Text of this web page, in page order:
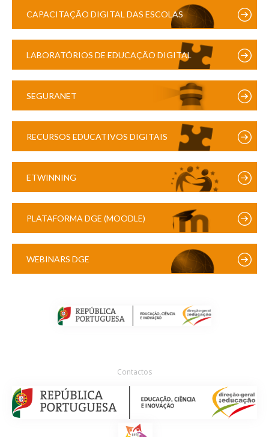
CAPACITAÇÃO DIGITAL DAS ESCOLAS
LABORATÓRIOS DE EDUCAÇÃO DIGITAL
SEGURANET
RECURSOS EDUCATIVOS DIGITAIS
ETWINNING
PLATAFORMA DGE (MOODLE)
WEBINARS DGE
Contactos